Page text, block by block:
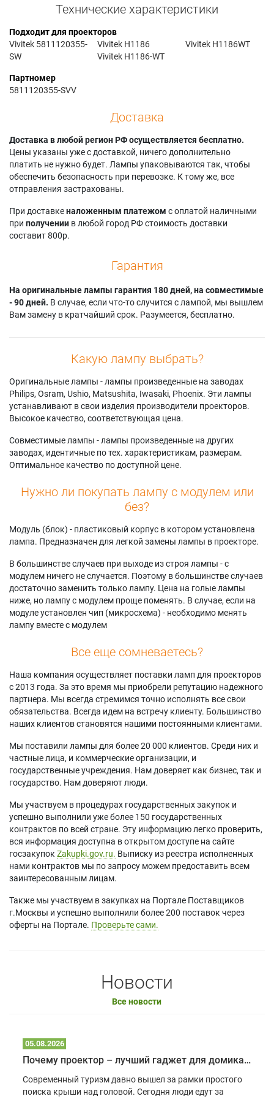
Технические характеристики
Подходит для проекторов
Vivitek 5811120355-
SW
Vivitek H1186
Vivitek H1186-WT
Vivitek H1186WT
Партномер
5811120355-SVV
Доставка
Доставка в любой регион РФ осуществляется бесплатно.
Цены указаны уже с доставкой, ничего дополнительно
платить не нужно будет. Лампы упаковываются так, чтобы
обеспечить безопасность при перевозке. К тому же, все
отправления застрахованы.
При доставкеналоженным платежом с оплатой наличными
при получении в любой город РФ стоимость доставки
составит 800р.
Гарантия
На оригинальные лампы гарантия 180 дней, на совместимые
- 90 дней. В случае, если что-то случится с лампой, мы вышлем
Вам замену в кратчайший срок. Разумеется, бесплатно.
Какую лампу выбрать?
Оригинальные лампы - лампы произведенные на заводах
Philips, Osram, Ushio, Matsushita, Iwasaki, Phoenix. Эти лампы
устанавливают в свои изделия производители проекторов.
Высокое качество, соответствующая цена.
Совместимые лампы - лампы произведенные на других
заводах, идентичные по тех. характеристикам, размерам.
Оптимальное качество по доступной цене.
Нужно ли покупать лампу с модулем или
без?
Модуль (блок) - пластиковый корпус в котором установлена
лампа. Предназначен для легкой замены лампы в проекторе.
В большинстве случаев при выходе из строя лампы - с
модулем ничего не случается. Поэтому в большинстве случаев
достаточно заменить только лампу. Цена на голые лампы
ниже, но лампу с модулем проще поменять. В случае, если на
модуле установлен чип (микросхема) - необходимо менять
лампу вместе с модулем
Все еще сомневаетесь?
Наша компания осуществляет поставки ламп для проекторов
с 2013 года. За это время мы приобрели репутацию надежного
партнера. Мы всегда стремимся точно исполнять все свои
обязательства. Всегда идем на встречу клиенту. Большинство
наших клиентов становятся нашими постоянными клиентами.
Мы поставили лампы для более 20 000 клиентов. Среди них и
частные лица, и коммерческие организации, и
государственные учреждения. Нам доверяет как бизнес, так и
государство. Нам доверяют люди.
Мы участвуем в процедурах государственных закупок и
успешно выполнили уже более 150 государственных
контрактов по всей стране. Эту информацию легко проверить,
вся информация доступна в открытом доступе на сайте
госзакупок Zakupki.gov.ru. Выписку из реестра исполненных
нами контрактов мы по запросу можем предоставить всем
заинтересованным лицам.
Также мы участвуем в закупках на Портале Поставщиков
г.Москвы и успешно выполнили более 200 поставок через
оферты на Портале. Проверьте сами.
Новости
Все новости
05.08.2026
Почему проектор – лучший гаджет для домика в глэмпинге
Современный туризм давно вышел за рамки простого
поиска крыши над головой. Сегодня люди едут за